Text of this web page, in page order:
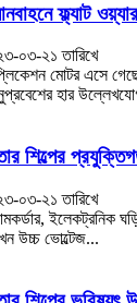
ফ্ল্যাট
০৩-২১ তারিখে
মোটর এসে
হার
শিল্পের
০৩-২১ তারিখে
ইলেকট্রনিক
উচ্চ ভোল্টেজ...